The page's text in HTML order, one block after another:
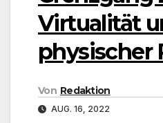
Virtualität
physischer
Von Redaktion
AUG. 16, 2022